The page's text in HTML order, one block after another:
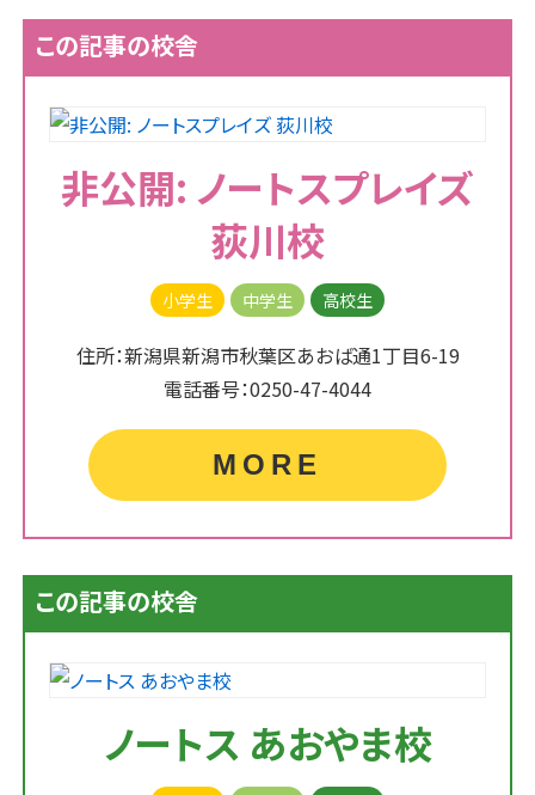
この記事の校舎
非公開: ノートスプレイズ
荻川校
小学生 中学生 高校生
住所：新潟県新潟市秋葉区あおば通1丁目6-19
電話番号：0250-47-4044
MORE
この記事の校舎
ノートス あおやま校